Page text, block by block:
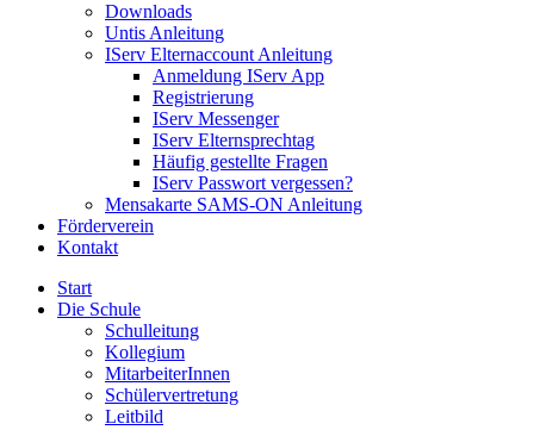
Downloads
Untis Anleitung
IServ Elternaccount Anleitung
Anmeldung IServ App
Registrierung
IServ Messenger
IServ Elternsprechtag
Häufig gestellte Fragen
IServ Passwort vergessen?
Mensakarte SAMS-ON Anleitung
Förderverein
Kontakt
Start
Die Schule
Schulleitung
Kollegium
MitarbeiterInnen
Schülervertretung
Leitbild